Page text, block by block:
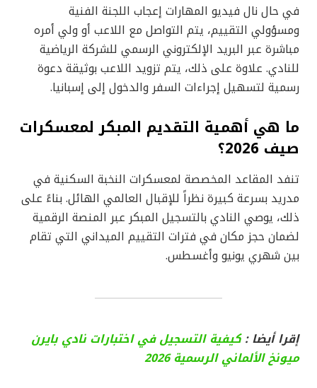
في حال نال فيديو المهارات إعجاب اللجنة الفنية
ومسؤولي التقييم، يتم التواصل مع اللاعب أو ولي أمره
مباشرة عبر البريد الإلكتروني الرسمي للشركة الرياضية
للنادي. علاوة على ذلك، يتم تزويد اللاعب بوثيقة دعوة
رسمية لتسهيل إجراءات السفر والدخول إلى إسبانيا.
ما هي أهمية التقديم المبكر لمعسكرات
صيف 2026؟
تنفد المقاعد المخصصة لمعسكرات النخبة السكنية في
مدريد بسرعة كبيرة نظراً للإقبال العالمي الهائل. بناءً على
ذلك، يوصي النادي بالتسجيل المبكر عبر المنصة الرقمية
لضمان حجز مكان في فترات التقييم الميداني التي تقام
بين شهري يونيو وأغسطس.
إقرا أيضا :كيفية التسجيل في اختبارات نادي بايرن
ميونخ الألماني الرسمية 2026